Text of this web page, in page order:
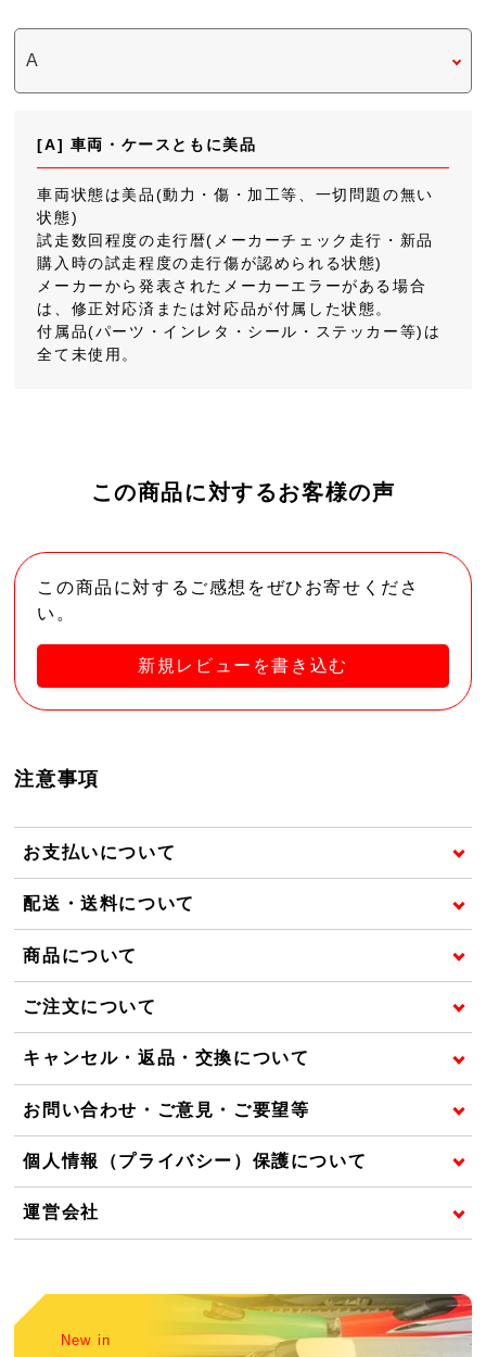
[A] 車両・ケースともに美品
車両状態は美品(動力・傷・加工等、一切問題の無い
状態)
試走数回程度の走行暦(メーカーチェック走行・新品
購入時の試走程度の走行傷が認められる状態)
メーカーから発表されたメーカーエラーがある場合
は、修正対応済または対応品が付属した状態。
付属品(パーツ・インレタ・シール・ステッカー等)は
全て未使用。
この商品に対するお客様の声
この商品に対するご感想をぜひお寄せくださ
い。
新規レビューを書き込む
注意事項
お支払いについて
配送・送料について
商品について
ご注文について
キャンセル・返品・交換について
お問い合わせ・ご意見・ご要望等
個人情報（プライバシー）保護について
運営会社
New in